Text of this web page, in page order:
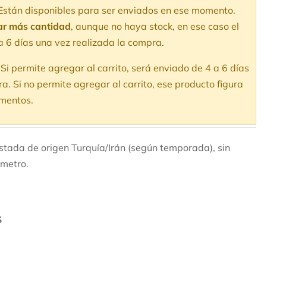
disponibles para ser enviados en ese momento.
más cantidad, aunque no haya stock, en ese caso el
6 días una vez realizada la compra.
Si permite agregar al carrito, será enviado de 4 a 6 días
Si no permite agregar al carrito, ese producto figura
de origen Turquía/Irán (según temporada), sin